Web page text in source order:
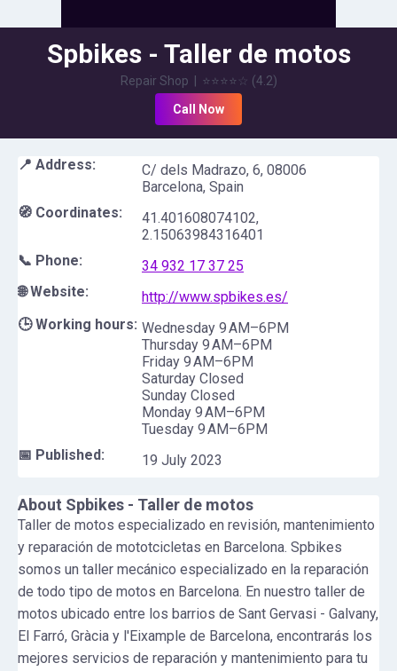
Spbikes - Taller de motos
Repair Shop ⭐⭐⭐⭐☆ (4.2)
Call Now
📍 Address:
C/ dels Madrazo, 6, 08006
Barcelona, Spain
🧭 Coordinates:
41.401608074102,
2.15063984316401
📞 Phone:
34 932 17 37 25
🌐 Website:
http://www.spbikes.es/
🕒 Working hours: Wednesday 9 AM–6PM
Thursday 9 AM–6PM
Friday 9 AM–6PM
Saturday Closed
Sunday Closed
Monday 9 AM–6PM
Tuesday 9 AM–6PM
📅 Published:
19 July 2023
About Spbikes - Taller de motos
Taller de motos especializado en revisión, mantenimiento
y reparación de mototcicletas en Barcelona. Spbikes
somos un taller mecánico especializado en la reparación
de todo tipo de motos en Barcelona. En nuestro taller de
motos ubicado entre los barrios de Sant Gervasi - Galvany,
El Farró, Gràcia y l'Eixample de Barcelona, encontrarás los
mejores servicios de reparación y mantenimiento para tu